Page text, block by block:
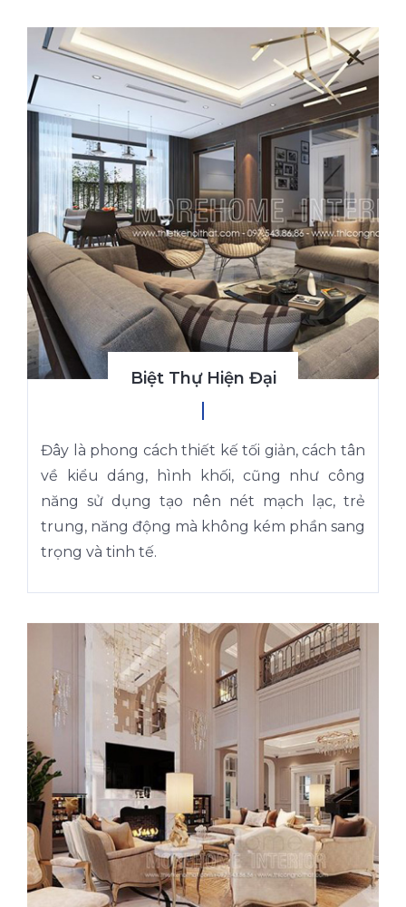
Biệt Thự Hiện Đại
Đây là phong cách thiết kế tối giản, cách tân
về kiểu dáng, hình khối, cũng như công
năng sử dụng tạo nên nét mạch lạc, trẻ
trung, năng động mà không kém phần sang
trọng và tinh tế.